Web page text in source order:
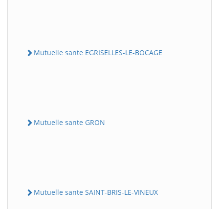
Mutuelle sante EGRISELLES-LE-BOCAGE
Mutuelle sante GRON
Mutuelle sante SAINT-BRIS-LE-VINEUX